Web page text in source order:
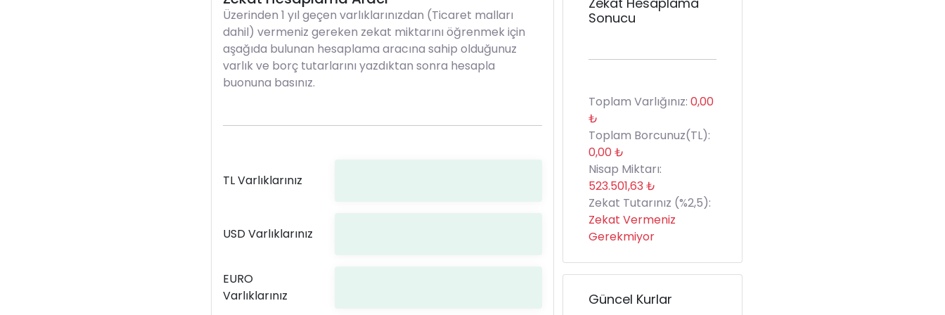
Üzerinden 1 yıl geçen varlıklarınızdan (Ticaret malları
dahil) vermeniz gereken zekat miktarını öğrenmek için
aşağıda bulunan hesaplama aracına sahip olduğunuz
varlık ve borç tutarlarını yazdıktan sonra hesapla
buonuna basınız.
TL Varlıklarınız
USD Varlıklarınız
EURO
Varlıklarınız
Sonucu
Toplam Varlığınız: 0,00
₺
Toplam Borcunuz(TL):
0,00 ₺
Nisap Miktarı:
523.501,63 ₺
Zekat Tutarınız (%2,5):
Zekat Vermeniz
Gerekmiyor
Güncel Kurlar